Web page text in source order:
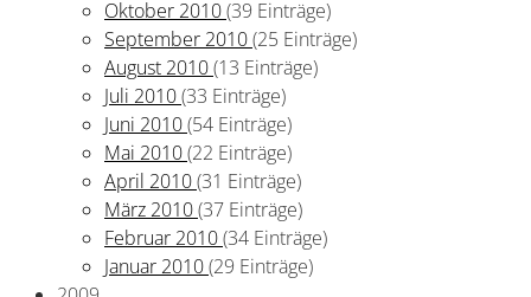
Oktober 2010(39 Einträge)
September 2010(25 Einträge)
August 2010(13 Einträge)
Juli 2010(33 Einträge)
Juni 2010(54 Einträge)
Mai 2010(22 Einträge)
April 2010(31 Einträge)
März 2010(37 Einträge)
Februar 2010(34 Einträge)
Januar 2010(29 Einträge)